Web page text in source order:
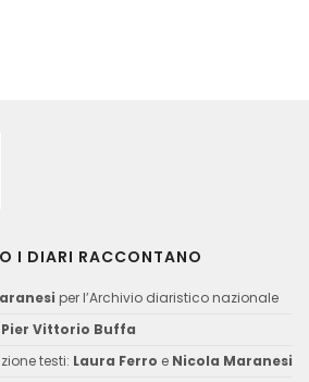
I DIARI RACCONTANO
per l’Archivio diaristico nazionale
Pier Vittorio Buffa
testi: Laura Ferro e Nicola Maranesi